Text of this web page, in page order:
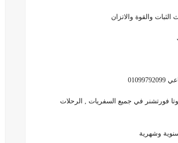
الثبات والقوة والاتزان
فورتشنر في جميع السفريات , الرحلات